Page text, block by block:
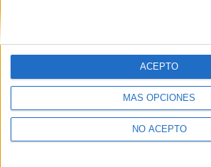
MÁS OPCIONES
NO ACEPTO
ACEPTO
Y como regalo de agradecimiento, por
gratis una copia de nuestro ebook con
primer año de universidad